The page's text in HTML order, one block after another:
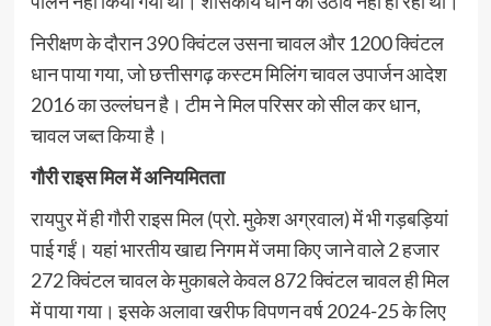
निरीक्षण के दौरान 390 क्विंटल उसना चावल और 1200 क्विंटल
धान पाया गया, जो छत्तीसगढ़ कस्टम मिलिंग चावल उपार्जन आदेश
2016 का उल्लंघन है। टीम ने मिल परिसर को सील कर धान,
चावल जब्त किया है।
गौरी राइस मिल में अनियमितता
रायपुर में ही गौरी राइस मिल (प्रो. मुकेश अग्रवाल) में भी गड़बड़ियां
पाई गईं। यहां भारतीय खाद्य निगम में जमा किए जाने वाले 2 हजार
272 क्विंटल चावल के मुकाबले केवल 872 क्विंटल चावल ही मिल
में पाया गया। इसके अलावा खरीफ विपणन वर्ष 2024-25 के लिए